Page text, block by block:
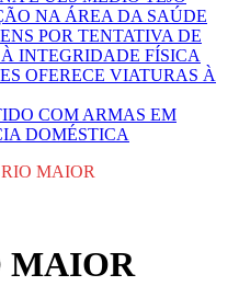
NA ÁREA DA SAÚDE
POR TENTATIVA DE
INTEGRIDADE FÍSICA
OFERECE VIATURAS À
COM ARMAS EM
DOMÉSTICA
MAIOR
MAIOR